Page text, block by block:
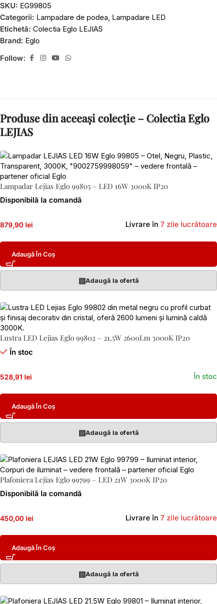
SKU: EG99805
Categorii: Lampadare de podea, Lampadare LED
Etichetă: Colectia Eglo LEJIAS
Brand: Eglo
Follow:
Produse din aceeași colecție – Colectia Eglo
LEJIAS
Lampadar Lejias Eglo 99805 – LED 16W 3000K IP20
Disponibilă la comandă
879,90 lei Livrare în 7 zile lucrătoare
Adaugă În Coș
▤Adaugă la ofertă
Lustra LED Lejias Eglo 99802 – 21,5W 2600Lm 3000K IP20
În stoc
528,91 lei În stoc
Adaugă În Coș
▤Adaugă la ofertă
Plafoniera Lejias Eglo 99799 – LED 21W 3000K IP20
Disponibilă la comandă
450,00 lei Livrare în 7 zile lucrătoare
Adaugă În Coș
▤Adaugă la ofertă